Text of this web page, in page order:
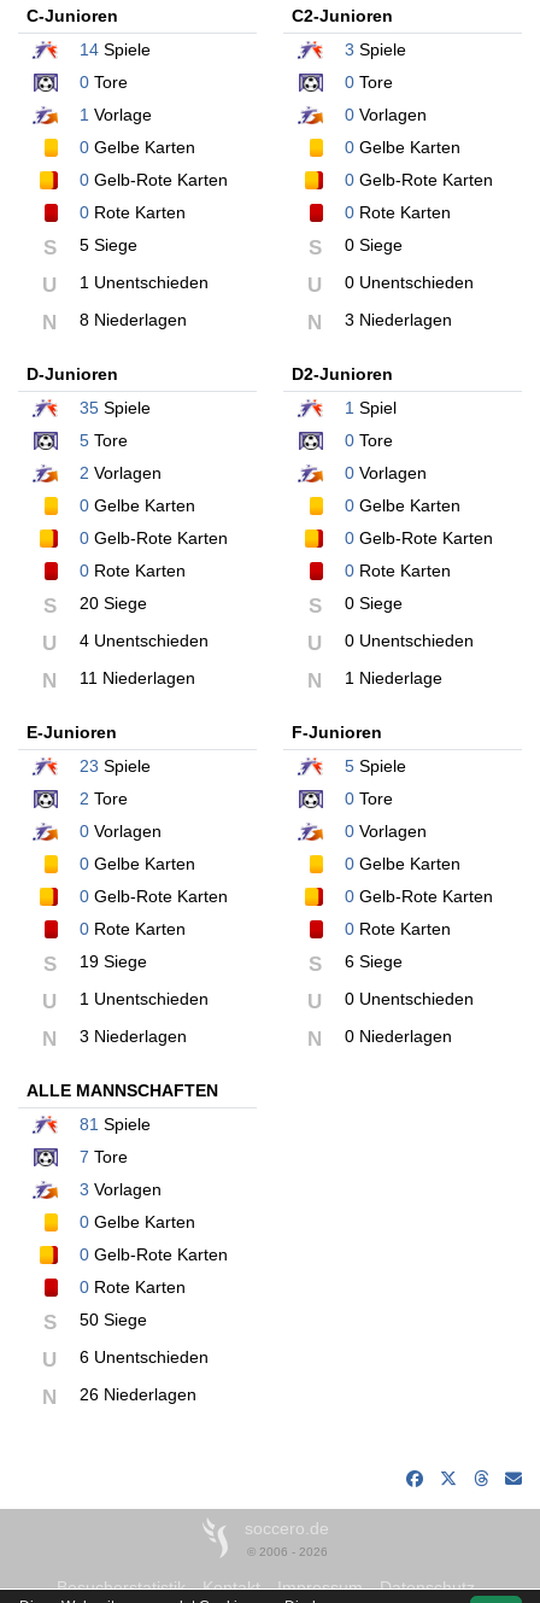
C-Junioren
14 Spiele
0 Tore
1 Vorlage
0 Gelbe Karten
0 Gelb-Rote Karten
0 Rote Karten
S 5 Siege
U 1 Unentschieden
N 8 Niederlagen
C2-Junioren
3 Spiele
0Tore
0Vorlagen
0Gelbe Karten
0Gelb-Rote Karten
0Rote Karten
S 0 Siege
U 0 Unentschieden
N 3 Niederlagen
D-Junioren
35 Spiele
5 Tore
2 Vorlagen
0 Gelbe Karten
0 Gelb-Rote Karten
0 Rote Karten
S 20 Siege
U 4 Unentschieden
N 11 Niederlagen
D2-Junioren
1 Spiel
0Tore
0Vorlagen
0Gelbe Karten
0Gelb-Rote Karten
0Rote Karten
S 0 Siege
U 0 Unentschieden
N 1 Niederlage
E-Junioren
23 Spiele
2 Tore
0 Vorlagen
0 Gelbe Karten
0 Gelb-Rote Karten
0 Rote Karten
S 19 Siege
U 1 Unentschieden
N 3 Niederlagen
F-Junioren
5Spiele
0Tore
0Vorlagen
0Gelbe Karten
0Gelb-Rote Karten
0Rote Karten
S 6 Siege
U 0 Unentschieden
N 0 Niederlagen
ALLE MANNSCHAFTEN
81 Spiele
7 Tore
3 Vorlagen
0 Gelbe Karten
0 Gelb-Rote Karten
0 Rote Karten
S 50 Siege
U 6 Unentschieden
N 26 Niederlagen
soccero.de
© 2006 - 2026
Besucherstatistik Kontakt Impressum Datenschutz